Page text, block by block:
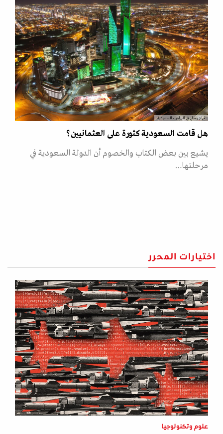
أبراج ومبانٍ في الرياض، السعودية
هل قامت السعودية كثورة على العثمانيين؟
يشيع بين بعض الكتاب والخصوم أن الدولة السعودية في
مرحلتها…
اختيارات المحرر
علوم وتكنولوجيا